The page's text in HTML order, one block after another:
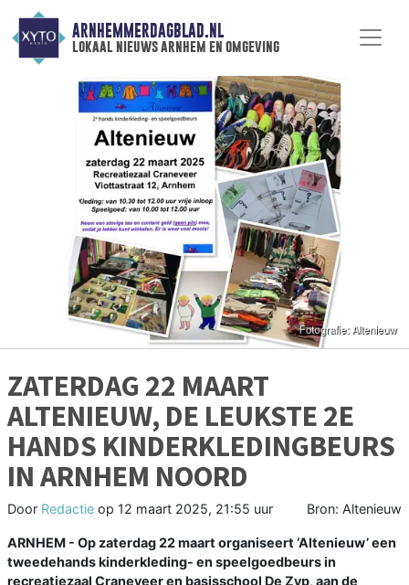
ARNHEMMERDAGBLAD.NL
lokaal nieuws arnhem en omgeving
ZATERDAG 22 MAART
ALTENIEUW, DE LEUKSTE 2E
HANDS KINDERKLEDINGBEURS
IN ARNHEM NOORD
Door Redactie op 12 maart 2025, 21:55 uur Bron: Altenieuw
ARNHEM - Op zaterdag 22 maart organiseert ‘Altenieuw’ een
tweedehands kinderkleding- en speelgoedbeurs in
recreatiezaal Craneveer en basisschool De Zyp, aan de